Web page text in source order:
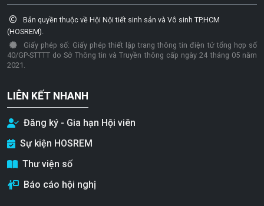
Bản quyền thuộc về Hội Nội tiết sinh sản và Vô sinh TP.HCM
(HOSREM).
Giấy phép số: Giấy phép thiết lập trang thông tin điện tử tổng hợp số
40/GP-STTTT do Sở Thông tin và Truyền thông cấp ngày 24 tháng 05 năm
2021.
LIÊN KẾT NHANH
Đăng ký - Gia hạn Hội viên
Sự kiện HOSREM
Thư viện số
Báo cáo hội nghị